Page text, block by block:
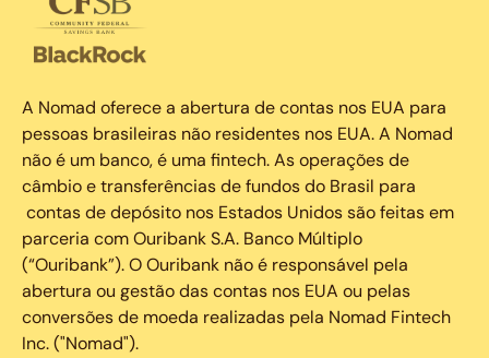
A Nomad oferece a abertura de contas nos EUA para
pessoas brasileiras não residentes nos EUA. A Nomad
não é um banco, é uma fintech. As operações de
câmbio e transferências de fundos do Brasil para
contas de depósito nos Estados Unidos são feitas em
parceria com Ouribank S.A. Banco Múltiplo
(“Ouribank”). O Ouribank não é responsável pela
abertura ou gestão das contas nos EUA ou pelas
conversões de moeda realizadas pela Nomad Fintech
Inc. ("Nomad").